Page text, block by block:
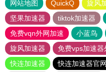
网站地图 QuickQ 旋风
坚果加速器
tiktok加速器
免费vqn外网加速
小蓝鸟
旋风加速器
免费vps加速器
快连加速器
快连加速器官